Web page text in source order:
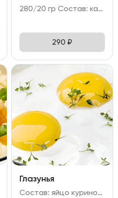
280/20 гр Состав: каша гречневая на топленом молоке с грецким орехом.
290 ₽
Глазунья
Состав: яйцо куриное - 2 шт